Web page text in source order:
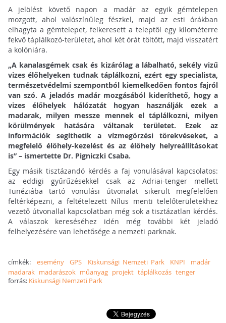
A jelölést követő napon a madár az egyik gémtelepen
mozgott, ahol valószínűleg fészkel, majd az esti órákban
elhagyta a gémtelepet, felkeresett a teleptől egy kilométerre
fekvő táplálkozó-területet, ahol két órát töltött, majd visszatért
a kolóniára.
„A kanalasgémek csak és kizárólag a lábalható, sekély vizű
vizes élőhelyeken tudnak táplálkozni, ezért egy specialista,
természetvédelmi szempontból kiemelkedően fontos fajról
van szó. A jeladós madár mozgásából kideríthető, hogy a
vizes élőhelyek hálózatát hogyan használják ezek a
madarak, milyen messze mennek el táplálkozni, milyen
körülmények hatására váltanak területet. Ezek az
információk segíthetik a vízmegőrzési törekvéseket, a
megfelelő élőhely-kezelést és az élőhely helyreállításokat
is” – ismertette Dr. Pigniczki Csaba.
Egy másik tisztázandó kérdés a faj vonulásával kapcsolatos:
az eddigi gyűrűzésekkel csak az Adriai-tenger mellett
Tunéziába tartó vonulási útvonalat sikerült megfelelően
feltérképezni, a feltételezett Nílus menti telelőterületekhez
vezető útvonallal kapcsolatban még sok a tisztázatlan kérdés.
A válaszok kereséséhez idén még további két jeladó
felhelyezésére van lehetősége a nemzeti parknak.
címkék:esemény GPS Kiskunsági Nemzeti Park KNPI
madár
madarak madarászok műanyag projekt táplálkozás tenger
forrás: Kiskunsági Nemzeti Park